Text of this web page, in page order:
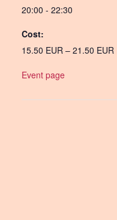
20:00 - 22:30
Cost:
15.50 EUR – 21.50 EUR
Event page